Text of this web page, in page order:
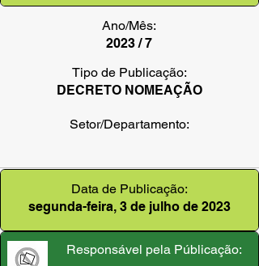
Ano/Mês:
2023 / 7
Tipo de Publicação:
DECRETO NOMEAÇÃO
Setor/Departamento:
Data de Publicação:
segunda-feira, 3 de julho de 2023
Responsável pela Públicação: